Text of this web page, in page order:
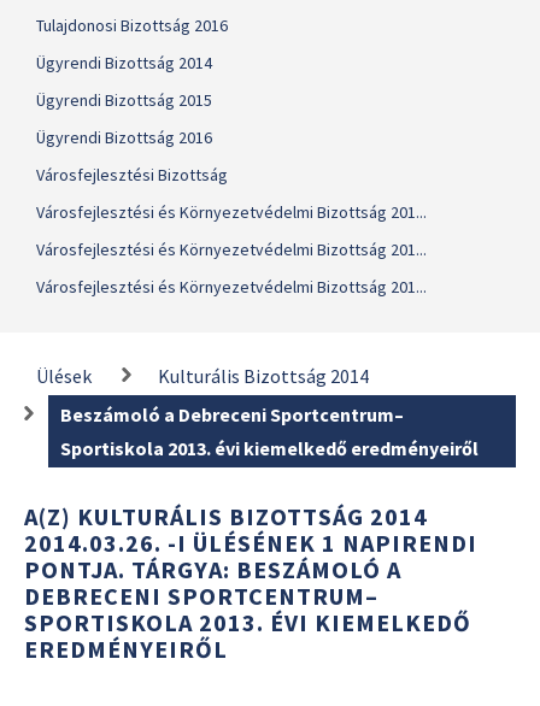
Tulajdonosi Bizottság 2016
Ügyrendi Bizottság 2014
Ügyrendi Bizottság 2015
Ügyrendi Bizottság 2016
Városfejlesztési Bizottság
Városfejlesztési és Környezetvédelmi Bizottság 201...
Városfejlesztési és Környezetvédelmi Bizottság 201...
Városfejlesztési és Környezetvédelmi Bizottság 201...
Ülések
Kulturális Bizottság 2014
Beszámoló a Debreceni Sportcentrum–
Sportiskola 2013. évi kiemelkedő eredményeiről
A(Z) KULTURÁLIS BIZOTTSÁG 2014
2014.03.26. -I ÜLÉSÉNEK 1 NAPIRENDI
PONTJA. TÁRGYA: BESZÁMOLÓ A
DEBRECENI SPORTCENTRUM–
SPORTISKOLA 2013. ÉVI KIEMELKEDŐ
EREDMÉNYEIRŐL